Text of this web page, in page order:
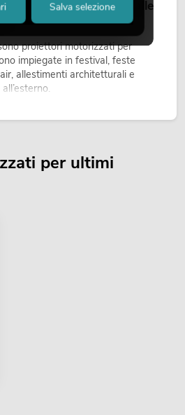
teste mobili resistenti alle
proiettori motorizzati per
impiegate in festival, feste
allestimenti architetturali e
per ultimi
Salva selezione